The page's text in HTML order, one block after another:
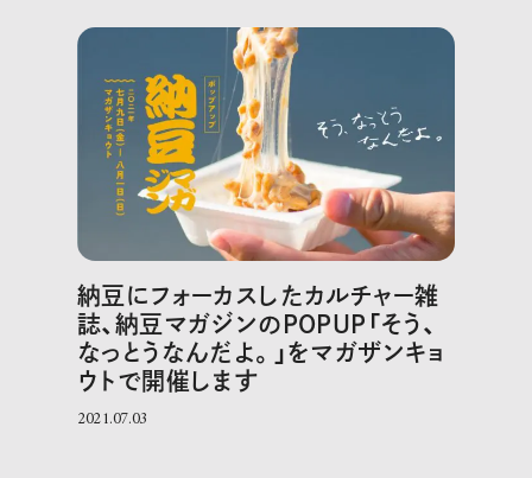
納豆にフォーカスしたカルチャー雑
誌、納豆マガジンのPOPUP「そう、
なっとうなんだよ。」をマガザンキョ
ウトで開催します
2021.07.03